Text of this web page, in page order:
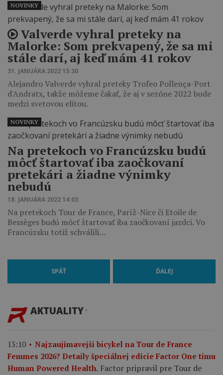
Valverde vyhral preteky na
Malorke: Som prekvapený, že sa mi
stále darí, aj keď mám 41 rokov
31. JANUÁRA 2022 15:30
Alejandro Valverde vyhral preteky Trofeo Pollença-Port
d'Andratx, takže môžeme čakať, že aj v sezóne 2022 bude
medzi svetovou elitou.
NOVINKY
Na pretekoch vo Francúzsku budú
môcť štartovať iba zaočkovaní
pretekári a žiadne výnimky
nebudú
18. JANUÁRA 2022 14:03
Na pretekoch Tour de France, Paríž-Nice či Etoile de
Bessèges budú môcť štartovať iba zaočkovaní jazdci. Vo
Francúzsku totiž schválili…
NOVINKY
SPÄŤ ĎALEJ
AKTUALITY
13:10
Najzaujímavejší bicykel na Tour de France
Femmes 2026? Detaily špeciálnej edície Factor One tímu
Human Powered Health. Factor pripravil pre Tour de